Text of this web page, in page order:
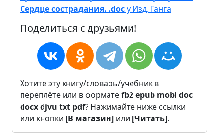
Сердце сострадания. .docу Изд. Ганга
Поделиться с друзьями!
Хотите эту книгу/словарь/учебник в
переплёте или в форматеfb2epub mobi doc
docxdjvu txt pdf? Нажимайте ниже ссылки
или кнопки [В магазин] или [Читать].